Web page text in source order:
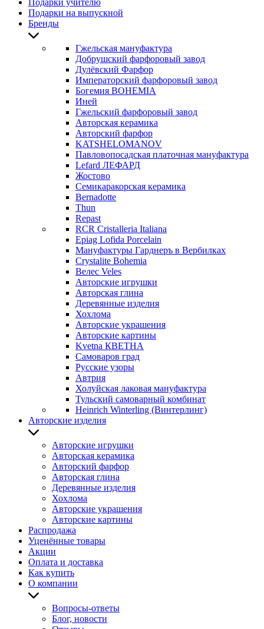
Подарки учителю
Подарки на выпускной
Бренды
Гжельская мануфактура
Добрушский фарфоровый завод
Дулёвский Фарфор
Императорский фарфоровый завод
Богемия BOHEMIA
Иней
Гжельский фарфоровый завод
Авторская керамика
Авторский фарфор
KATSHELOMANOV
Павловопосадская платочная мануфактура
Lefard ЛЕФАРД
Жостово
Семикаракорская керамика
Bernadotte
Thun
Repast
RCR Cristalleria Italiana
Epiag Lofida Porcelain
Мануфактуры Гарднеръ в Вербилках
Crystalite Bohemia
Велес Veles
Авторские игрушки
Авторская глина
Деревянные изделия
Хохлома
Авторские украшения
Авторские картины
Kvetna КВЕТНА
Самоваров град
Русские узоры
Автрия
Холуйская лаковая мануфактура
Тульский самоварный комбинат
Heinrich Winterling (Винтерлинг)
Авторские изделия
Авторские игрушки
Авторская керамика
Авторский фарфор
Авторская глина
Деревянные изделия
Хохлома
Авторские украшения
Авторские картины
Распродажа
Уценённые товары
Акции
Оплата и доставка
Как купить
О компании
Вопросы-ответы
Блог, новости